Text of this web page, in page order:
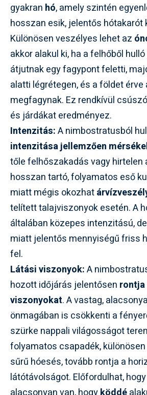
gyakran hó, amely szintén
hosszan esik, jelentős hótakarót
Különösen veszélyes lehet az
akkor alakul ki, ha a felhőből
átjutnak egy fagypont feletti,
alatti légrétegen, és a földet érve
megfagynak. Ez rendkívül
és járdákat eredményez.
Intenzitás:A nimbostratusból
intenzitása jellemzően
tőle felhőszakadás vagy hirtelen
hosszan tartó, folyamatos eső
miatt mégis okozhat
telített talajviszonyok esetén. A
általában közepes intenzitású,
miatt jelentős mennyiségű friss
fel.
Látási viszonyok:A
hozott időjárás jelentősen
viszonyokat. A vastag,
önmagában is csökkenti a
szürke nappali világosságot
folyamatos csapadék,
sűrű hóesés, tovább rontja a
látótávolságot. Előfordulhat,